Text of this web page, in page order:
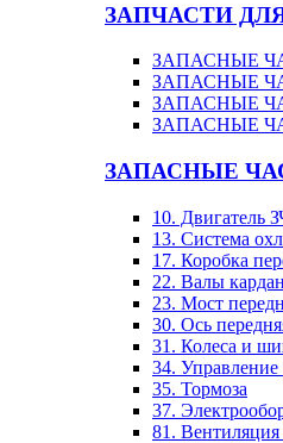
ЗАПЧАСТИ
ЗАПАСНЫЕ
ЗАПАСНЫЕ
ЗАПАСНЫЕ
ЗАПАСНЫЕ
ЗАПАСНЫЕ
10. Двигатель
13. Система
17. Коробка
22. Валы
23. Мост
30. Ось
31. Колеса и
34. Управление
35. Тормоза
37.
81.